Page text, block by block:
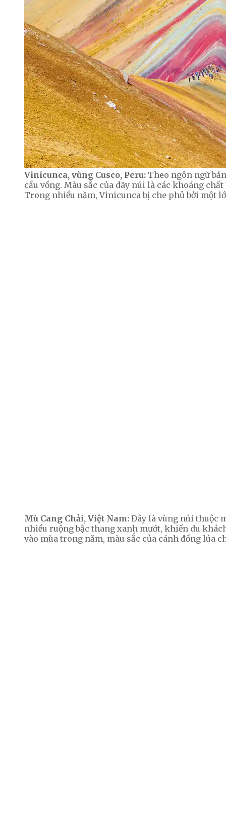
Vinicunca, vùng Cusco, Peru: Theo ngôn ngữ
cầu vồng. Màu sắc của dãy núi là các khoáng
Trong nhiều năm, Vinicunca bị che phủ bởi một
Mù Cang Chải, Việt Nam: Đây là vùng núi thuộc
nhiều ruộng bậc thang xanh mướt, khiến du
vào mùa trong năm, màu sắc của cánh đồng lúa